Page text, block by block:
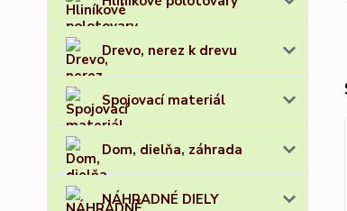
Drevo, nerez k drevu
Spojovací materiál
Dom, dielňa, záhrada
NÁHRADNÉ DIELY